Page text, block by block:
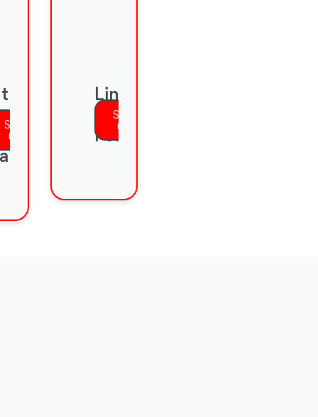
Saber
más
Lingüística
I:
Fonética
Saber
más